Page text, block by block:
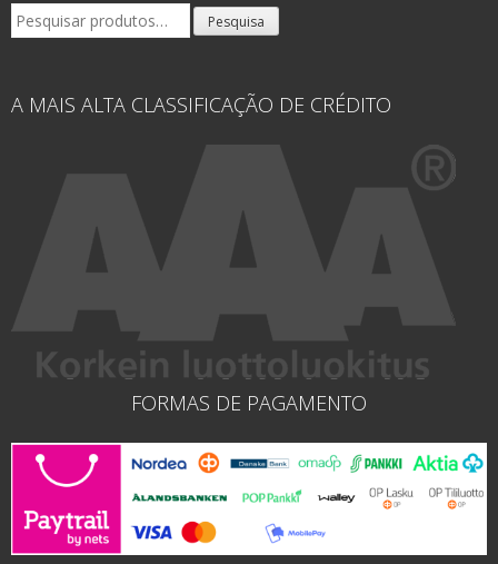
Pesquisar
por:
Pesquisa
A MAIS ALTA CLASSIFICAÇÃO DE CRÉDITO
FORMAS DE PAGAMENTO